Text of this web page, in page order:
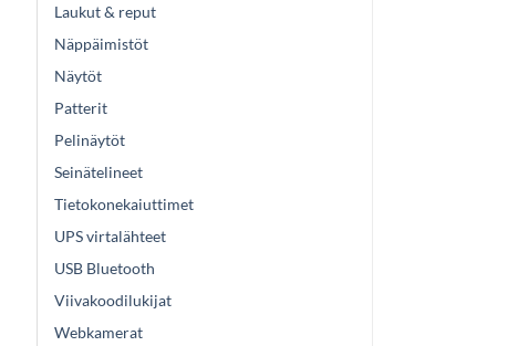
Laukut & reput
Näppäimistöt
Näytöt
Patterit
Pelinäytöt
Seinätelineet
Tietokonekaiuttimet
UPS virtalähteet
USB Bluetooth
Viivakoodilukijat
Webkamerat